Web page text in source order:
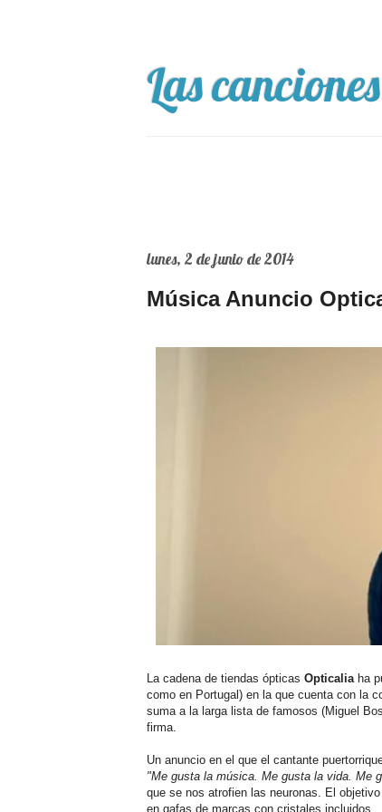
Las
lunes, 2 de junio de 2014
Música Anuncio
La cadena de tiendas ópticas Opticaliaha
como en Portugal) en la que cuenta con la
suma a la larga lista de famosos (Miguel
firma.
Un anuncio en el que el cantante
"Me gusta la música. Me gusta la vida. Me
que se nos atrofien las neuronas. El
en gafas de marcas con cristales incluidos.